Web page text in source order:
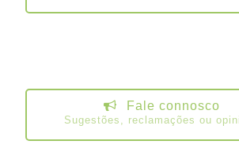
Fale connosco
Sugestões, reclamações ou